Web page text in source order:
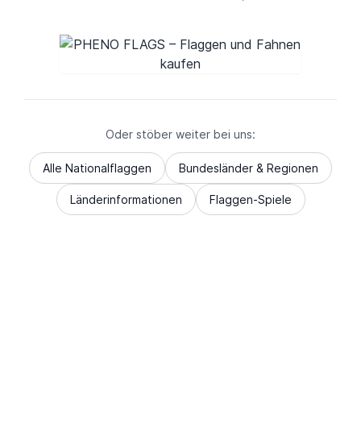
Oder stöber weiter bei uns:
Alle Nationalflaggen Bundesländer & Regionen
Länderinformationen Flaggen-Spiele